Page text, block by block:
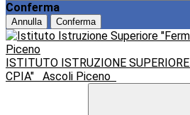
Conferma
Annulla Conferma
ISTITUTO ISTRUZIONE SUPERIORE
CPIA"
Ascoli Piceno